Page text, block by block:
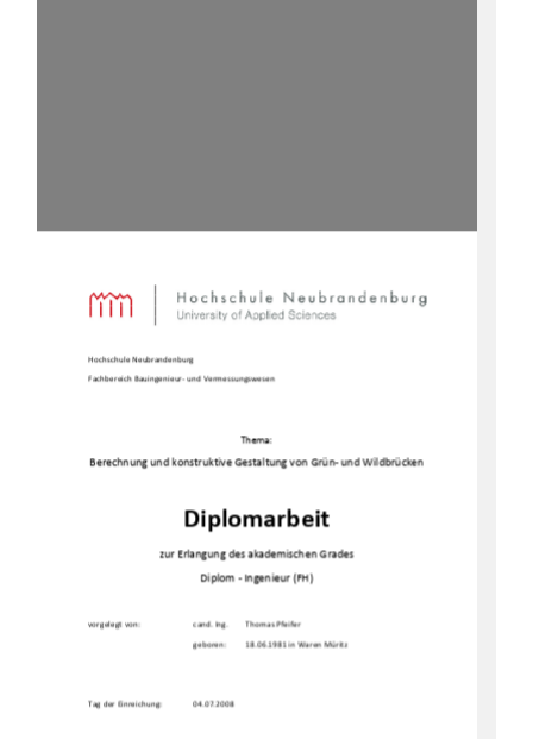
Hochschule Neubrandenburg
Fachbereich Bauingenieur- und Vermessungswesen
Thema:
Berechnung und konstruktive Gestaltung von Grün- und Wildbrücken
Diplomarbeit
zur Erlangung des akademischen Grades
Diplom - Ingenieur (FH)
vorgelegt von: cand. Ing. Thomas Pfeifer
geboren: 18.06.1981 in Waren Müritz
Tag der Einreichung: 04.07.2008